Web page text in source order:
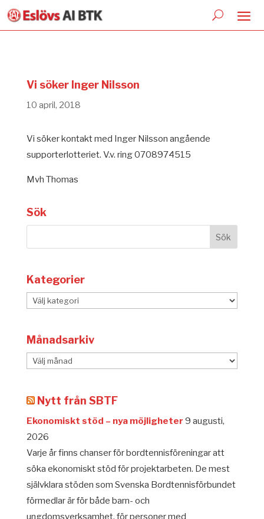
Vi söker Inger Nilsson
10 april, 2018
Vi söker kontakt med Inger Nilsson angående
supporterlotteriet. V.v. ring 0708974515
Mvh Thomas
Sök
Kategorier
Kategorier
Månadsarkiv
Månadsarkiv
Nytt från SBTF
Ekonomiskt stöd – nya möjligheter 9 augusti,
2026
Varje år finns chanser för bordtennisföreningar att
söka ekonomiskt stöd för projektarbeten. De mest
självklara stöden som Svenska Bordtennisförbundet
förmedlar är för både barn- och
ungdomsverksamhet, för personer med